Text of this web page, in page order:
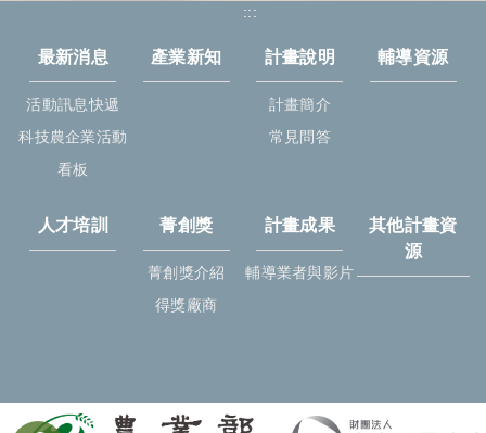
:::
最新消息
活動訊息快遞
科技農企業活動
看板
產業新知 計畫說明
計畫簡介
常見問答
輔導資源
人才培訓 菁創獎
菁創獎介紹
得獎廠商
計畫成果
輔導業者與影片
其他計畫資
源